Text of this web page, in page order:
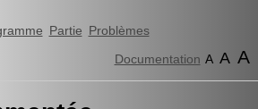
Partie Problèmes
Documentation A A A